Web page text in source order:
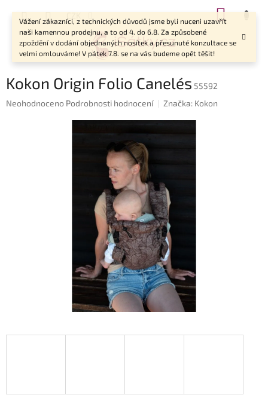
Vážení zákazníci, z technických důvodů jsme byli nuceni uzavřít
naši kamennou prodejnu, a to od 4. do 6.8. Za způsobené
zpoždění v dodání objednaných nosítek a přesunuté konzultace se
velmi omlouváme! V pátek 7.8. se na vás budeme opět těšit!
CZK
Kokon Origin Folio Canelés 55592
Průměrné
Neohodnoceno Podrobnosti hodnocení Značka: Kokon